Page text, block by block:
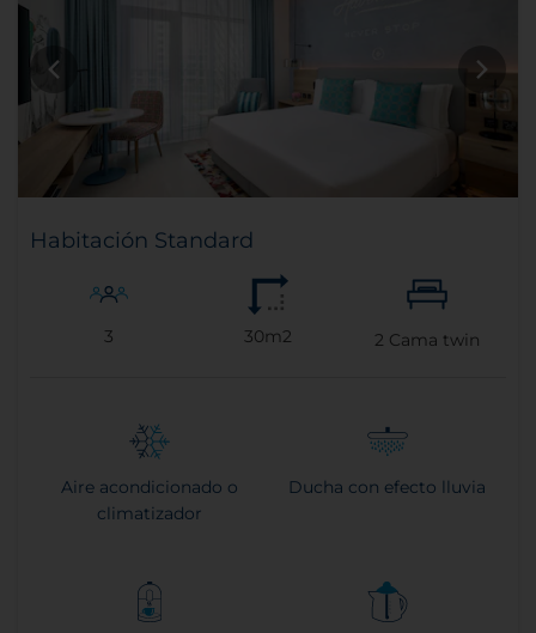
Habitación Standard
3 30m2 2 Cama twin
Aire acondicionado o
climatizador
Ducha con efecto lluvia